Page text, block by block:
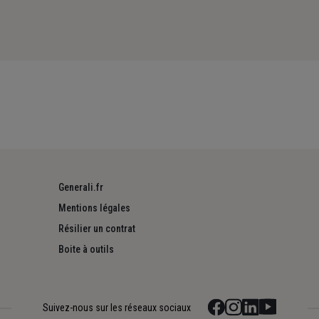
Generali.fr
Mentions légales
Résilier un contrat
Boite à outils
Suivez-nous sur les réseaux sociaux